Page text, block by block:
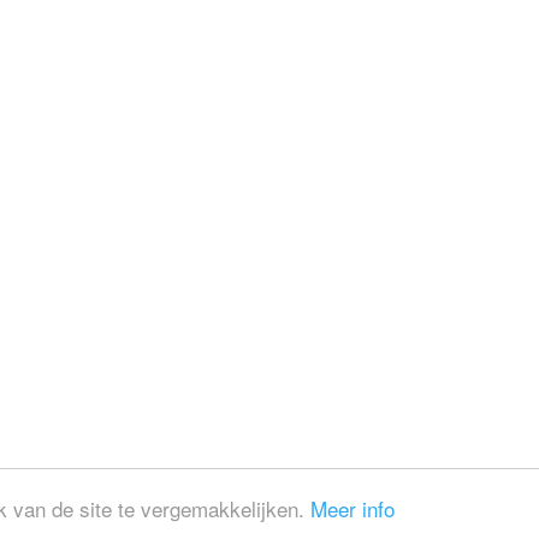
van de site te vergemakkelijken. Meer info